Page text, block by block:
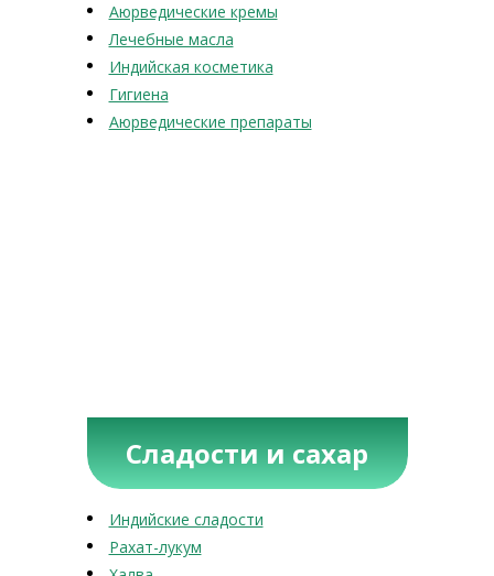
Аюрведические кремы
Лечебные масла
Индийская косметика
Гигиена
Аюрведические препараты
Сладости и сахар
Индийские сладости
Рахат-лукум